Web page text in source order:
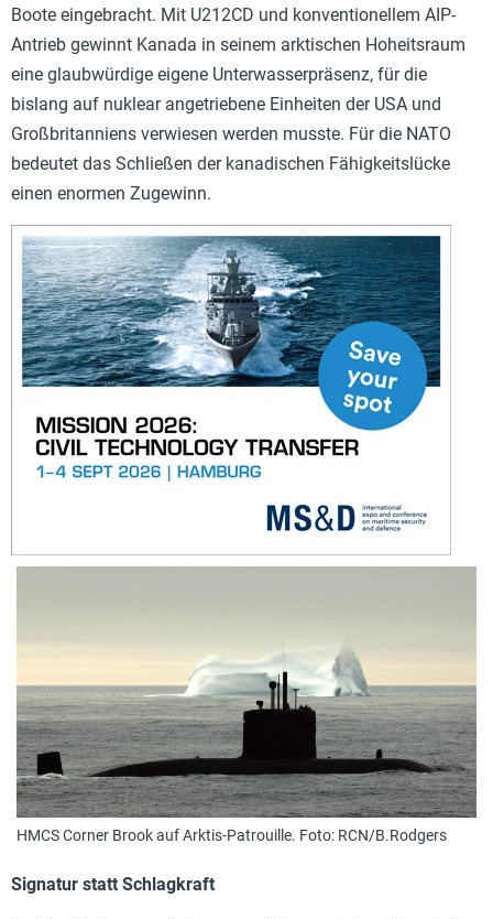
Boote eingebracht. Mit U212CD und konventionellem AIP-
Antrieb gewinnt Kanada in seinem arktischen Hoheitsraum
eine glaubwürdige eigene Unterwasserpräsenz, für die
bislang auf nuklear angetriebene Einheiten der USA und
Großbritanniens verwiesen werden musste. Für die NATO
bedeutet das Schließen der kanadischen Fähigkeitslücke
einen enormen Zugewinn.
HMCS Corner Brook auf Arktis-Patrouille. Foto: RCN/B.Rodgers
Signatur statt Schlagkraft